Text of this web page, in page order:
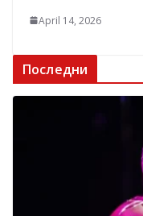
April 14, 2026
Последни